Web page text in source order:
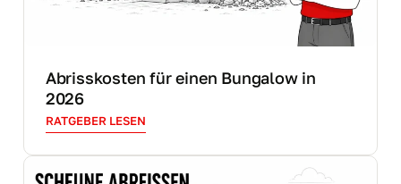
Abrisskosten für einen Bungalow in
2026
RATGEBER LESEN